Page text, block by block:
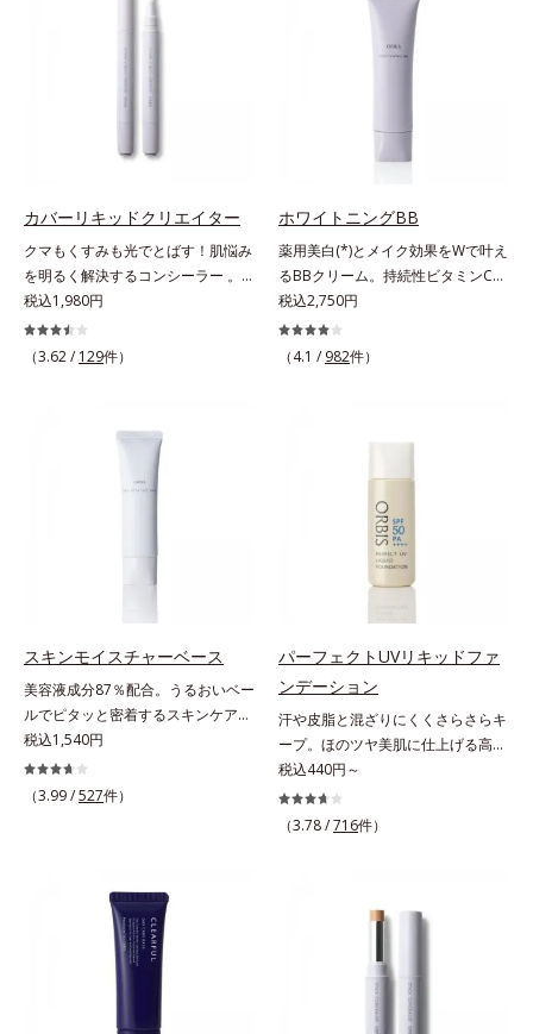
美肌質感を叶えます。さらに花粉や
ちり・ホコリ、紫外線などの外的刺
激から肌をガードします。スキンケ
果。クレンジング不要で、紫外線吸
ー処方。肌を休ませたい日、リモー
出かけする時など、しっかりメイク
る高機能化粧下地毛穴や小ジワの凹
凸をつるんとなめらかに(*1)。スキ
ンケア発想の化粧下地です。保湿成
クリームのようにぴたっと密着。乾
燥による小ジワを目立たなく(*1)
す。むやみに隠すのではなくふわり
アのW効果で軽やかな美肌を印象づ
けます。紫外線吸収剤フリーなのに
高SPF値、さらにスキンプロテクト
複合成分(*3)が、ブルーライト、紫
外線、大気中の微粒子汚れなどの外
すい肌にうるおいを届けながら、光
拡散効果で乾燥小ジワや毛穴もカバ
ーします。【ラスティング効果】皮
脂選択テカリ防止成分(*5)テカリの
主成分を選択的に吸収し、うるおい
層の範囲内*3 スキンプロテクト※
複合成分配合＝肌を保護し、乾燥を
防ぐ複合成分 ※ ビルベリー葉エ
キス、タベブイアインペチギノサ樹
皮エキス*4 グリセリルグルコシド
ルジメチコン）クロスポリマー、ジ
メチコン（カバー成分）*5 アクリ
カバーリキッドクリエイター
クマもくすみも光でとばす！肌悩み
を明るく解決するコンシーラー 。
クマやくすみ(*)、年齢肌の抱えるお
悩みを、光で飛ばしてカバーするコ
ンシーラーです。黄ぐすみをカバー
カバーします。筆タイプのやわらか
なテクスチャーのリキッドコンシー
ラーでのびがよく、凹凸のある目元
アルロン酸を配合した肌にやさしい
処方で、うるおうハリ肌へと整えま
税込1,980円
（3.62 / 129件）
ホワイトニングBB
薬用美白(*)とメイク効果をWで叶え
るBBクリーム。持続性ビタミンC誘
導体で美白しながらくすみのない軽
やか美肌を長時間キープ。メイクし
ながら日中美白(*)効果も発揮する、
れたBBだから、塗るだけで日中も
美白効果を発揮。さらに肌のくすみ
をパッと飛ばし、皮脂テカを防ぎな
がら明るい肌を長時間キープしま
す。これ1つで、美白美容液・日焼
ン・コンシーラー・パウダーを兼ね
る1本6役。時短メイクが叶います。
バカスを防ぐ
税込2,750円
（4.1 / 982件）
スキンモイスチャーベース
美容液成分87％配合。うるおいベー
ルでピタッと密着するスキンケア発
想のメイク下地。化粧ノリ＆もち
UP！ファンデーションの仕上がり
を格上げする、スキンケア発想の化
の美しさと化粧もちが格段にUP。
さらにヒアルロン酸、ローヤルゼリ
ーエキスなどの保湿成分を含む美容
液成分を87％配合。大気汚染物質バ
リア成分(*)もプラスして、乾燥やダ
税込1,540円
（3.99 /527件）
パーフェクトUVリキッドファ
ンデーション
汗や皮脂と混ざりにくくさらさらキ
ープ。ほのツヤ美肌に仕上げる高
SPFファンデ。SPF50・PA++++で紫
外線を強力カットしながら、さらさ
ら美肌が10時間(*)続くリキッドフ
くずれにくく、軽やかにピタッとフ
肌をキープします。またドーナツ型
の粉体を採用したことで、より多く
均一に光を拡散することを実現。毛
税込440円～
（3.78 /716件）